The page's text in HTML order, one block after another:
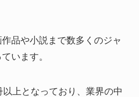
品や小説まで数多くのジャ
います。
上となっており、業界の中